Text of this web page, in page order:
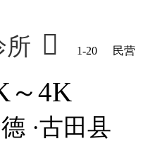
所  1-20 民营
～4K
·古田县